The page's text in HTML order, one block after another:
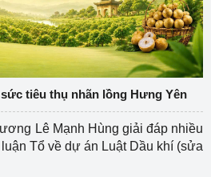
tiêu thụ nhãn lồng Hưng Yên
Lê Mạnh Hùng giải đáp nhiều
Tổ về dự án Luật Dầu khí (sửa